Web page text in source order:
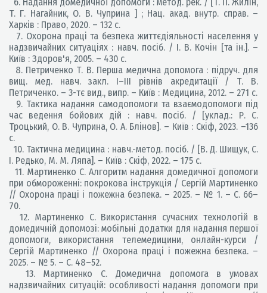
Т. Г. Нагайник, О. В. Чуприна ] ; Нац. акад. внутр. справ. –
Харків : Право, 2020. – 132 с.
7. Охорона праці та безпека життєдіяльності населення у
надзвичайних ситуаціях : навч. посіб. / І. В. Кочін [та ін.]. –
Київ : Здоров'я, 2005. – 430 с.
8. Петриченко Т. В. Перша медична допомога : підруч. для
вищ. мед. навч. закл. I–III рівнів акредитації / Т. В.
Петриченко. – 3-тє вид., випр. – Київ : Медицина, 2012. – 271 с.
9. Тактика надання самодопомоги та взаємодопомоги під
час ведення бойових дій : навч. посіб. / [уклад.: Р. С.
Троцький, О. В. Чуприна, О. А. Блінов]. – Київ : Скіф, 2023. –136
с.
10. Тактична медицина : навч.-метод. посіб. / [В. Д. Шищук, С.
І. Редько, М. М. Ляпа]. – Київ : Скіф, 2022. – 175 с.
11. Мартиненко С. Алгоритм надання домедичної допомоги
при обмороженні: покрокова інструкція / Сергій Мартиненко
// Охорона праці і пожежна безпека. – 2025. – № 1. – С. 66–
70.
12. Мартиненко С. Використання сучасних технологій в
домедичній допомозі: мобільні додатки для надання першої
допомоги, використання телемедицини, онлайн-курси /
Сергій Мартиненко // Охорона праці і пожежна безпека. –
2025. – № 5. – С. 48–52.
13. Мартиненко С. Домедична допомога в умовах
надзвичайних ситуацій: особливості надання допомоги при